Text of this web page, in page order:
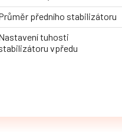
předního stabilizátoru
tuhosti
vpředu